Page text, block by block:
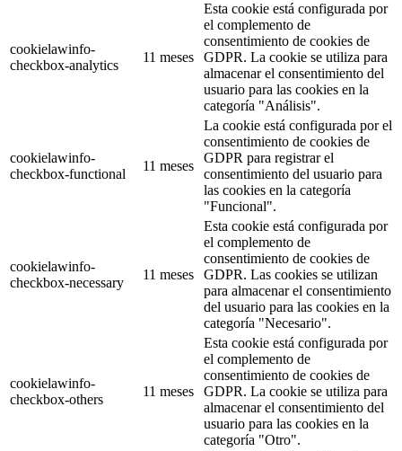
cookielawinfo-
checkbox-analytics
11 meses
Esta cookie está configurada por
el complemento de
consentimiento de cookies de
GDPR. La cookie se utiliza para
almacenar el consentimiento del
usuario para las cookies en la
categoría "Análisis".
cookielawinfo-
checkbox-functional
11 meses
La cookie está configurada por el
consentimiento de cookies de
GDPR para registrar el
consentimiento del usuario para
las cookies en la categoría
"Funcional".
cookielawinfo-
checkbox-necessary
11 meses
Esta cookie está configurada por
el complemento de
consentimiento de cookies de
GDPR. Las cookies se utilizan
para almacenar el consentimiento
del usuario para las cookies en la
categoría "Necesario".
cookielawinfo-
checkbox-others
11 meses
Esta cookie está configurada por
el complemento de
consentimiento de cookies de
GDPR. La cookie se utiliza para
almacenar el consentimiento del
usuario para las cookies en la
categoría "Otro".